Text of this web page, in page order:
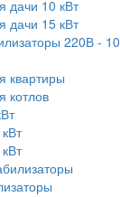
дачи 10 кВт
дачи 15 кВт
220В - 10
квартиры
котлов